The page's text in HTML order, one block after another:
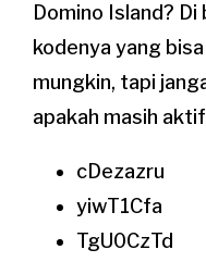
Domino Island?
kodenya yang
mungkin, tapi
apakah masih
cDezazru
yiwT1Cfa
TgU0CzTd